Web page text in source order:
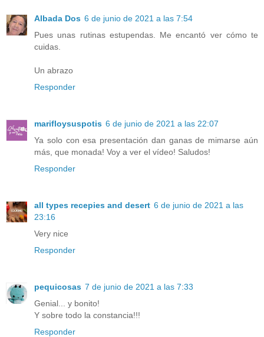
Albada Dos 6 de junio de 2021 a las 7:54
Pues unas rutinas estupendas. Me encantó ver cómo te
cuidas.
Un abrazo
Responder
marifloysuspotis 6 de junio de 2021 a las 22:07
Ya solo con esa presentación dan ganas de mimarse aún
más, que monada! Voy a ver el vídeo! Saludos!
Responder
all types recepies and desert 6 de junio de 2021 a las
23:16
Very nice
Responder
pequicosas 7 de junio de 2021 a las 7:33
Genial... y bonito!
Y sobre todo la constancia!!!
Responder